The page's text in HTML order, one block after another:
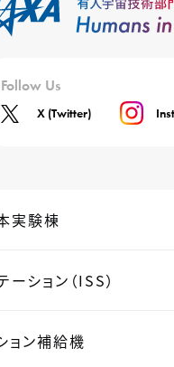
Follow Us
X (Twitter)
実験棟
ション（ISS）
ョン補給機